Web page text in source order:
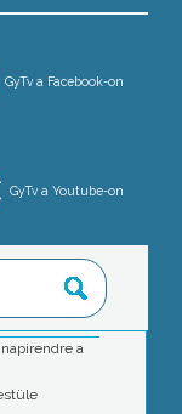
GyTv a Facebook-on
GyTv a Youtube-on
a